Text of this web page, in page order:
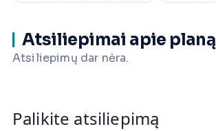
Atsiliepimai apie planą
Atsiliepimų dar nėra.
Palikite atsiliepimą